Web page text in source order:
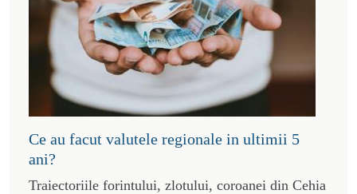
Ce au facut valutele regionale in ultimii 5
ani?
Traiectoriile forintului, zlotului, coroanei din Cehia